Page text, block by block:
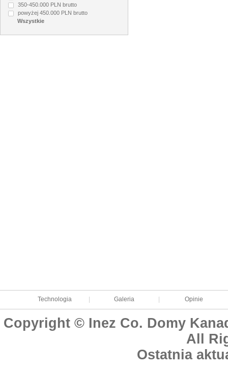
350-450.000 PLN brutto
powyżej 450.000 PLN brutto
Technologia Galeria Opinie
Copyright © Inez Co. Domy
All
Ostatnia